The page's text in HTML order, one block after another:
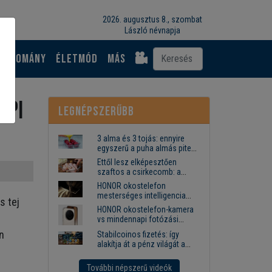
2026. augusztus 8., szombat
László névnapja
Tudomány Életmód más
tej
Legnépszerűbb
3 alma és 3 tojás: ennyire
egyszerű a puha almás pite
titka
Ettől lesz elképesztően
szaftos a csirkecomb: a
sörös pác a titok
HONOR okostelefon
mesterséges intelligencia
funkciók, amelyek
megkönnyítik az életet
HONOR okostelefon-kamera
vs mindennapi fotózási
igények
Stabilcoinos fizetés: így
alakítja át a pénz világát a
Western Union
További népszerű videók